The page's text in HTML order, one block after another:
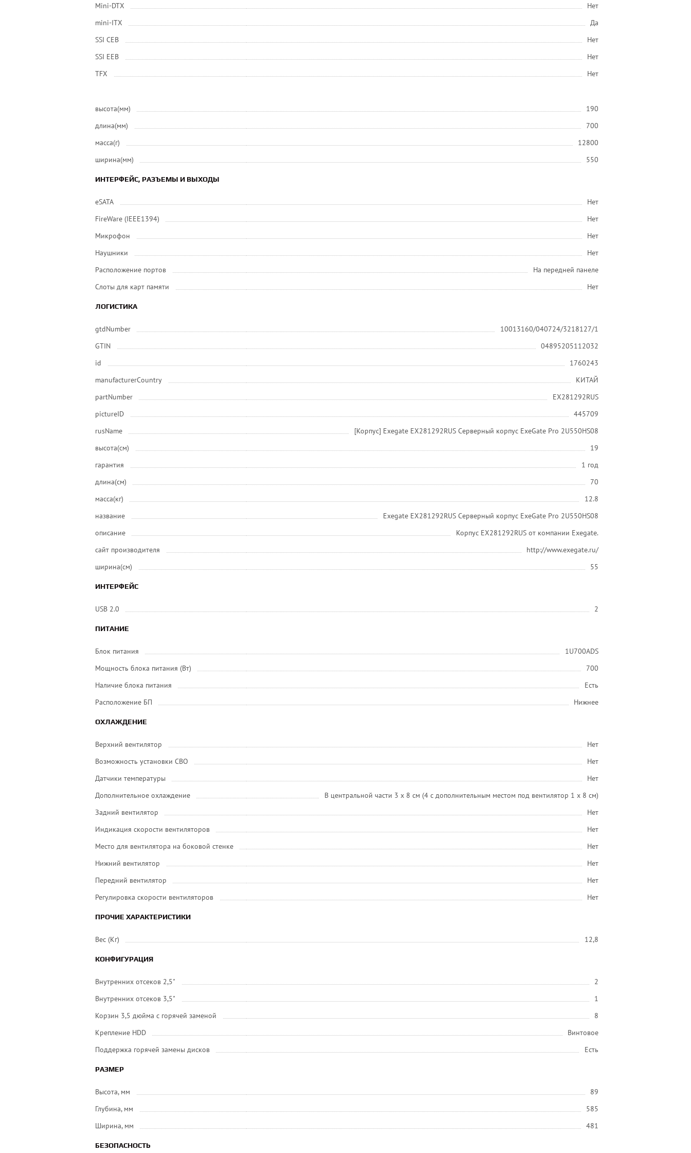
Mini-DTX
Нет
mini-ITX
Да
SSI CEB
Нет
SSI EEB
Нет
ТFХ
Нет
высота(мм)
190
длина(мм)
700
масса(г)
12800
ширина(мм)
550
ИНТЕРФЕЙС, РАЗЪЕМЫ И ВЫХОДЫ
eSATA
Нет
FireWare (IEEE1394)
Нет
Микрофон
Нет
Наушники
Нет
Расположение портов
На передней панеле
Слоты для карт памяти
Нет
ЛОГИСТИКА
gtdNumber
10013160/040724/3218127/1
GTIN
04895205112032
id
1760243
manufacturerCountry
КИТАЙ
partNumber
EX281292RUS
pictureID
445709
rusName
[Корпус] Exegate EX281292RUS Серверный корпус ExeGate Pro 2U550HS08
высота(см)
19
гарантия
1 год
длина(см)
70
масса(кг)
12.8
название
Exegate EX281292RUS Серверный корпус ExeGate Pro 2U550HS08
описание
Корпус EX281292RUS от компании Exegate.
сайт производителя
http://www.exegate.ru/
ширина(см)
55
ИНТЕРФЕЙС
USB 2.0 2
ПИТАНИЕ
Блок питания
1U700ADS
Мощность блока питания (Вт)
700
Наличие блока питания
Есть
Расположение БП
Нижнее
ОХЛАЖДЕНИЕ
Верхний вентилятор
Нет
Возможность установки СВО
Нет
Датчики температуры
Нет
Дополнительное охлаждение
В центральной части 3 x 8 см (4 с дополнительным местом под вентилятор 1 x 8 см)
Задний вентилятор
Нет
Индикация скорости вентиляторов
Нет
Место для вентилятора на боковой стенке
Нет
Нижний вентилятор
Нет
Передний вентилятор
Нет
Регулировка скорости вентиляторов
Нет
ПРОЧИЕ ХАРАКТЕРИСТИКИ
Вес (Кг) 12,8
КОНФИГУРАЦИЯ
Внутренних отсеков 2,5"
2
Внутренних отсеков 3,5"
1
Корзин 3,5 дюйма с горячей заменой
8
Крепление HDD
Винтовое
Поддержка горячей замены дисков
Есть
РАЗМЕР
Высота, мм
89
Глубина, мм
585
Ширина, мм
481
БЕЗОПАСНОСТЬ